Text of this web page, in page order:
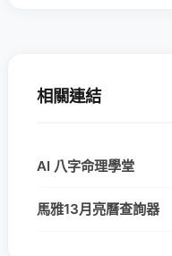
相關連結
AI 八字命理學堂
馬雅13月亮曆查詢器